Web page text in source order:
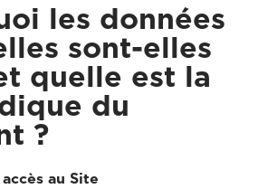
les données
sont-elles
quelle est la
du
?
au Site